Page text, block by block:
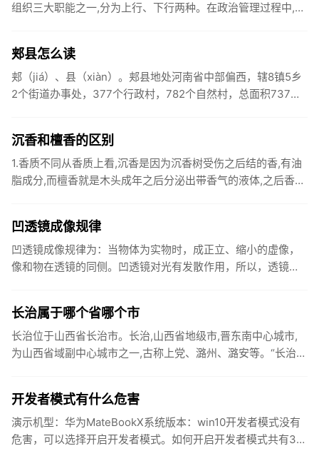
组织三大职能之一,分为上行、下行两种。在政治管理过程中,为
郏县怎么读
郏（jiá）、县（xiàn）。郏县地处河南省中部偏西，辖8镇5乡
2个街道办事处，377个行政村，782个自然村，总面积737平
沉香和檀香的区别
1.香质不同从香质上看,沉香是因为沉香树受伤之后结的香,有油
脂成分,而檀香就是木头成年之后分泌出带香气的液体,之后香气
凹透镜成像规律
凹透镜成像规律为：当物体为实物时，成正立、缩小的虚像，
像和物在透镜的同侧。凹透镜对光有发散作用，所以，透镜又
长治属于哪个省哪个市
长治位于山西省长治市。长治,山西省地级市,晋东南中心城市,
为山西省域副中心城市之一,古称上党、潞州、潞安等。“长治”
开发者模式有什么危害
演示机型：华为MateBookX系统版本：win10开发者模式没有
危害，可以选择开启开发者模式。如何开启开发者模式共有3